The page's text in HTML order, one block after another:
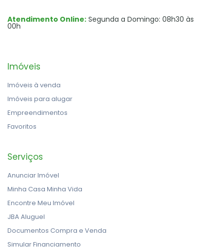
Atendimento Online: Segunda a Domingo: 08h30 às
00h
Imóveis
Imóveis à venda
Imóveis para alugar
Empreendimentos
Favoritos
Serviços
Anunciar Imóvel
Minha Casa Minha Vida
Encontre Meu Imóvel
JBA Aluguel
Documentos Compra e Venda
Simular Financiamento